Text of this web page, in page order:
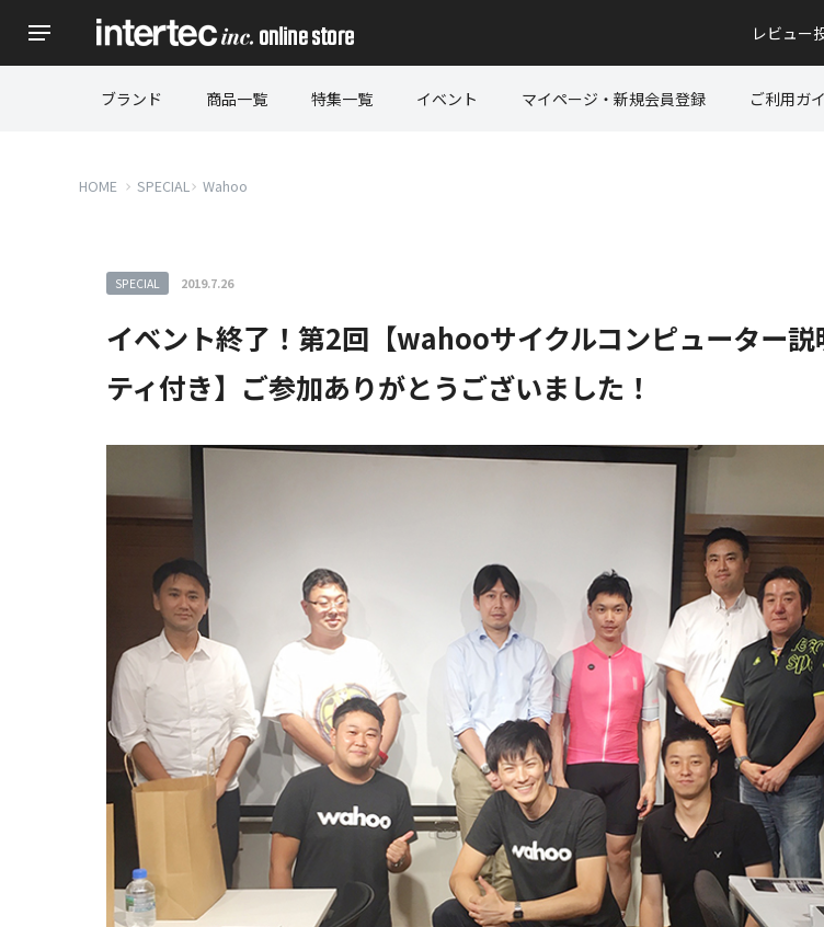
レビュー
ブランド 商品一覧 特集一覧 イベント マイページ・新規会員登録 ご利用ガ
HOME SPECIAL Wahoo
SPECIAL 2019.7.26
イベント終了！第2回【wahooサイクルコンピューター
ティ付き】ご参加ありがとうございました！